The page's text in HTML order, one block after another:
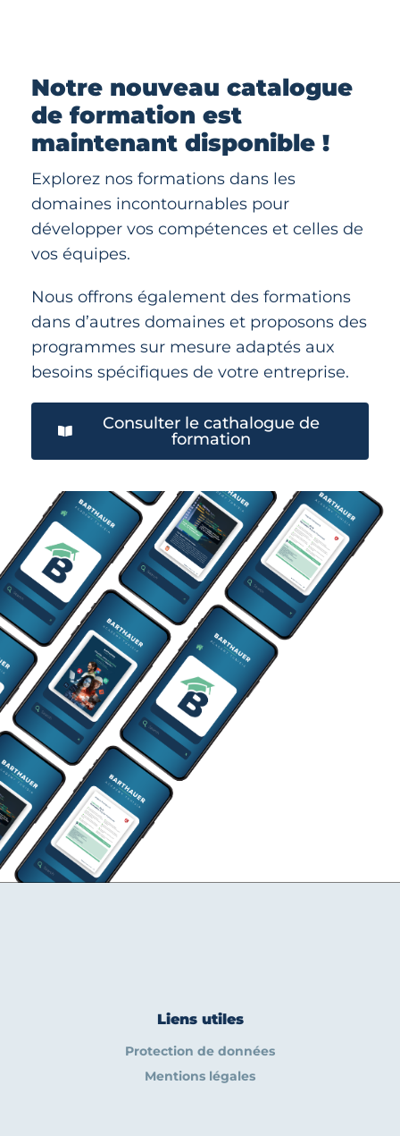
Notre nouveau catalogue
de formation est
maintenant disponible !
Explorez nos formations dans les
domaines incontournables pour
développer vos compétences et celles de
vos équipes.
Nous offrons également des formations
dans d’autres domaines et proposons des
programmes sur mesure adaptés aux
besoins spécifiques de votre entreprise.
Consulter le cathalogue de
formation
Liens utiles
Protection de données
Mentions légales